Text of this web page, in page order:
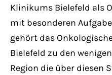
About us
Lorem ipsum dolor
adipiscing elit.
Aenean commodo
Klinikums Bielefeld als
mit besonderen
gehört das
Bielefeld zu den
Region die über diesen